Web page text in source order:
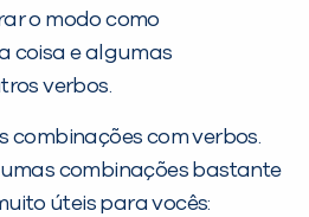
o modo como
coisa e algumas
verbos.
combinações com verbos.
combinações bastante
úteis para vocês:
DE MÉTODO